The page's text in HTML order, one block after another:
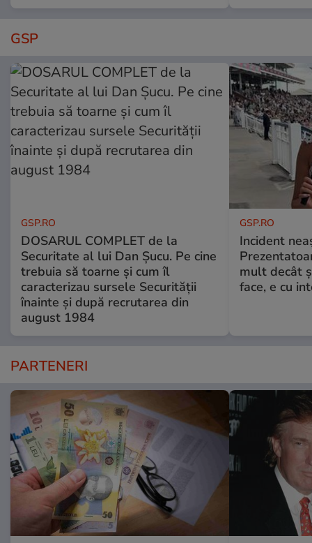
GSP
GSP.RO
DOSARUL COMPLET de la
Securitate al lui Dan Șucu. Pe cine
trebuia să toarne și cum îl
caracterizau sursele Securității
înainte și după recrutarea din
august 1984
GSP.RO
Incident
mult decât
face, e cu
PARTENERI